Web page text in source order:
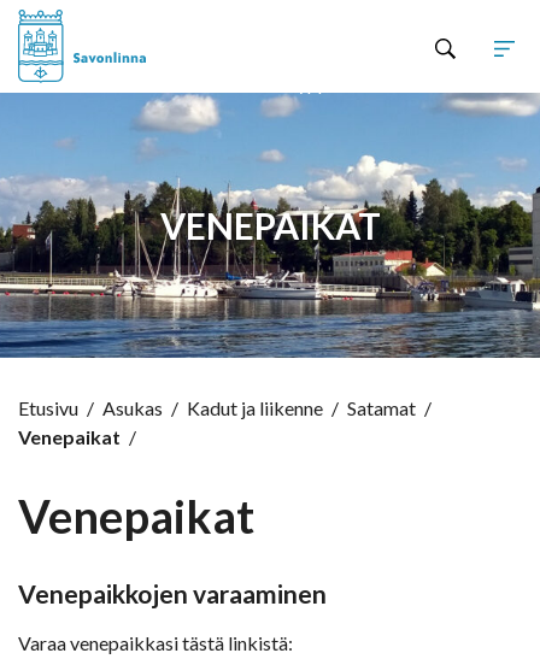
VENEPAIKAT
Etusivu / Asukas / Kadut ja liikenne / Satamat /
Venepaikat /
Venepaikat
Venepaikkojen varaaminen
Varaa venepaikkasi tästä linkistä: